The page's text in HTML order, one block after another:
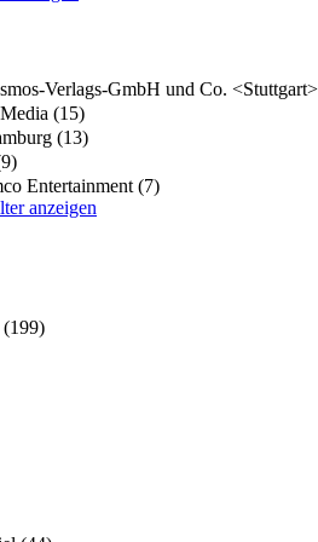
Verlags-GmbH und Co. <Stuttgart>
(15)
(13)
Entertainment (7)
anzeigen
(199)